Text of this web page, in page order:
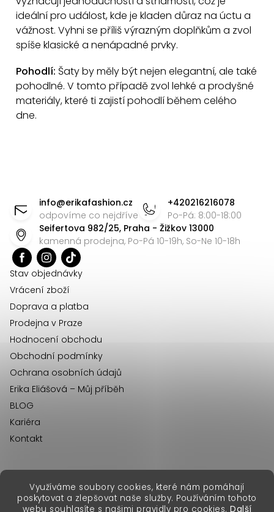
Využíváme soubory cookies, které nám pomáhají
poskytovat a zlepšovat naše služby. Používáním tohoto
webu souhlasíte s našimi pravidly pro cookies. Další
ideální pro událost, kde je kladen důraz na úctu a
vážnost. Vyhni se příliš výrazným doplňkům a zvol
spíše klasické a nenápadné prvky.
Pohodlí: Šaty by měly být nejen elegantní, ale také
pohodlné. V tomto případě zvol lehké a prodyšné
materiály, které ti zajistí pohodlí během celého
dne.
info@erikafashion.cz
odpovíme co nejdříve
+420216216078
Po-Pá: 8:00-18:00
Seifertova 982/25, Praha - Žižkov 13000
kamenná prodejna, Po-Pá 10-19h, So-Ne 10-18h
Stav objednávky
Vrácení zboží
Doprava a platba
Prodejna v Praze
Hodnocení obchodu
Obchodní podmínky
Ochrana osobních údajů
Erika Eliášová – Můj příběh
BLOG
Kariéra
Kontakt
Copyright 2026Erika Fashion. Všechna práva vyhrazena.
erikafashion.sk